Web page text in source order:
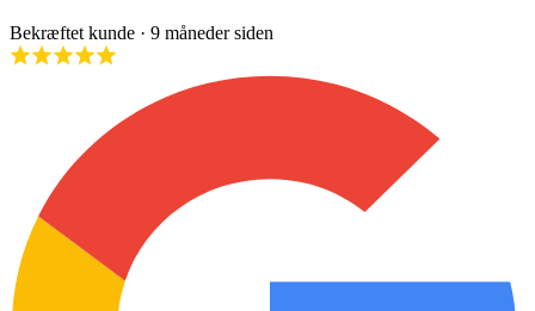
Bekræftet kunde · 9 måneder siden